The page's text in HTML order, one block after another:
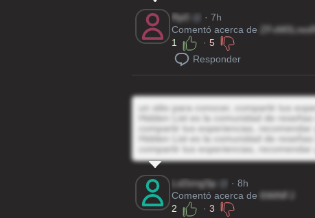
Rp0
· 7h
Comentó acerca de
1
· 5
Responder
un sitio para conocer, compartir tus
Hidden List es la comunidad de
compartir tus experiencias,
Hidden List es la comunidad de
compartir tus experiencias,
LsDzngSp
· 8h
Comentó acerca de
6WiNFJ
2
· 3